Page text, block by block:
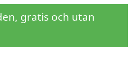
gratis och utan